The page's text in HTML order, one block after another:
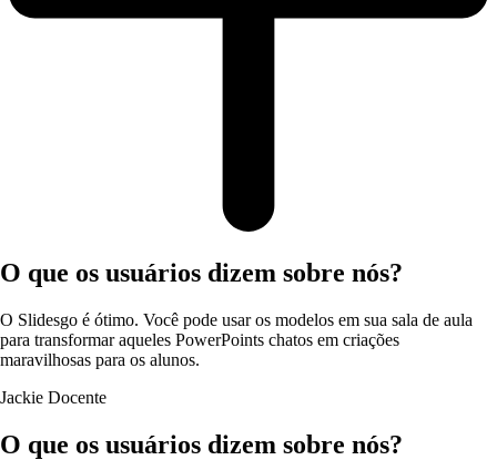
O que os usuários dizem sobre nós?
O Slidesgo é ótimo. Você pode usar os modelos em sua sala de aula
para transformar aqueles PowerPoints chatos em criações
maravilhosas para os alunos.
Jackie Docente
O que os usuários dizem sobre nós?